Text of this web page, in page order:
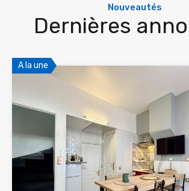
Nouveautés
Dernières
A la une